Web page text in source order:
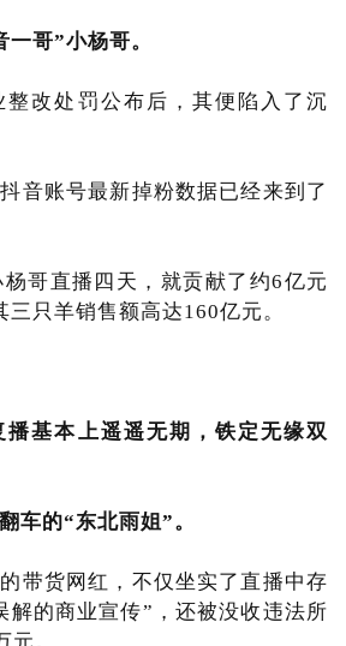
哥”小杨哥。
整改处罚公布后，其便陷入了沉
音账号最新掉粉数据已经来到了
哥直播四天，就贡献了约6亿元
只羊销售额高达160亿元。
基本上遥遥无期，铁定无缘双
车的“东北雨姐”。
带货网红，不仅坐实了直播中存
解的商业宣传”，还被没收违法所